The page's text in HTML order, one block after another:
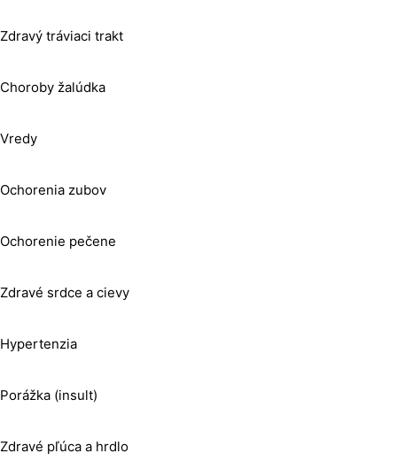
Zdravý tráviaci trakt
Choroby žalúdka
Vredy
Ochorenia zubov
Ochorenie pečene
Zdravé srdce a cievy
Hypertenzia
Porážka (insult)
Zdravé pľúca a hrdlo